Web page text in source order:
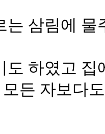
삼림에 물
하였고 집
든 자보다